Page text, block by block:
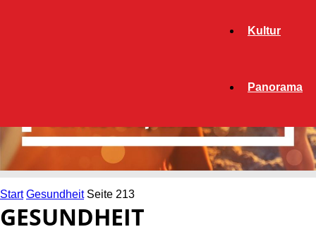
Kultur
Panorama
Start Gesundheit Seite 213
GESUNDHEIT